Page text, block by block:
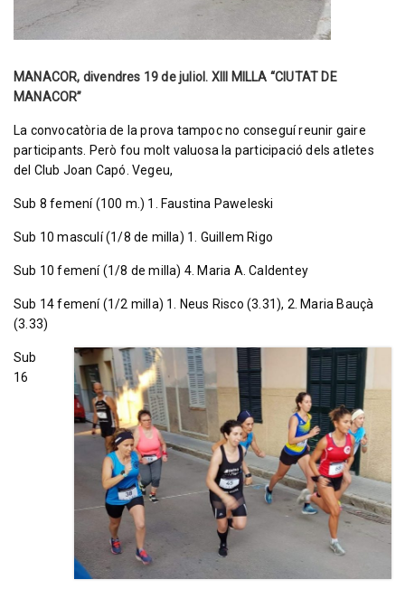
MANACOR, divendres 19 de juliol. XIII MILLA “CIUTAT DE
MANACOR”
La convocatòria de la prova tampoc no conseguí reunir gaire
participants. Però fou molt valuosa la participació dels atletes
del Club Joan Capó. Vegeu,
Sub 8 femení (100 m.) 1. Faustina Paweleski
Sub 10 masculí (1/8 de milla) 1. Guillem Rigo
Sub 10 femení (1/8 de milla) 4. Maria A. Caldentey
Sub 14 femení (1/2 milla) 1. Neus Risco (3.31), 2. Maria Bauçà
(3.33)
Sub
16